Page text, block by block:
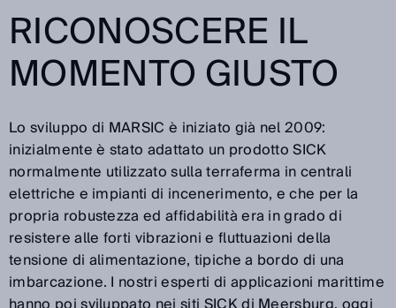
RICONOSCERE IL
MOMENTO GIUSTO
Lo sviluppo di MARSIC è iniziato già nel 2009:
inizialmente è stato adattato un prodotto SICK
normalmente utilizzato sulla terraferma in centrali
elettriche e impianti di incenerimento, e che per la
propria robustezza ed affidabilità era in grado di
resistere alle forti vibrazioni e fluttuazioni della
tensione di alimentazione, tipiche a bordo di una
imbarcazione. I nostri esperti di applicazioni marittime